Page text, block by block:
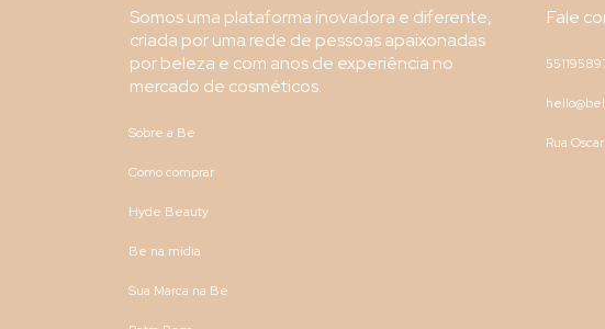
Somos uma plataforma inovadora e diferente,
criada por uma rede de pessoas apaixonadas
por beleza e com anos de experiência no
mercado de cosméticos.
Sobre a Be
Como comprar
Hyde Beauty
Be na mídia
Sua Marca na Be
Fale
Rua